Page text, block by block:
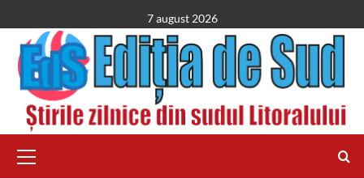
to
content
7 august 2026
Menu